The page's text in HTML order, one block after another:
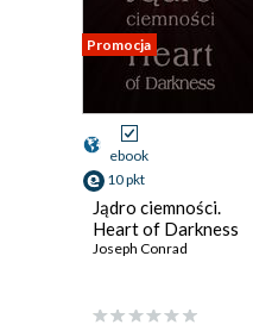
Promocja
ebook
10 pkt
Jądro ciemności.
Heart of Darkness
Joseph Conrad